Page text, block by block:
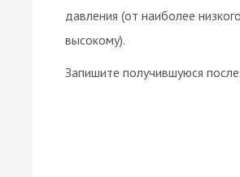
давления (от наиболее
высокому).
Запишите получившуюся